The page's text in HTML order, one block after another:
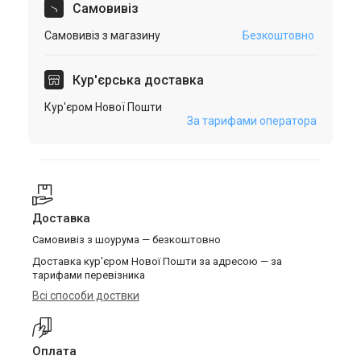
Самовивіз
Самовивіз з магазину Безкоштовно
Кур'єрська доставка
Кур'єром Нової Пошти
За тарифами оператора
Доставка
Самовивіз з шоурума — безкоштовно
Доставка кур'єром Нової Пошти за адресою — за
тарифами перевізника
Всі способи доствки
Оплата